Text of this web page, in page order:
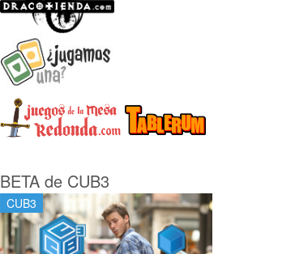
BETA de CUB3
CUB3